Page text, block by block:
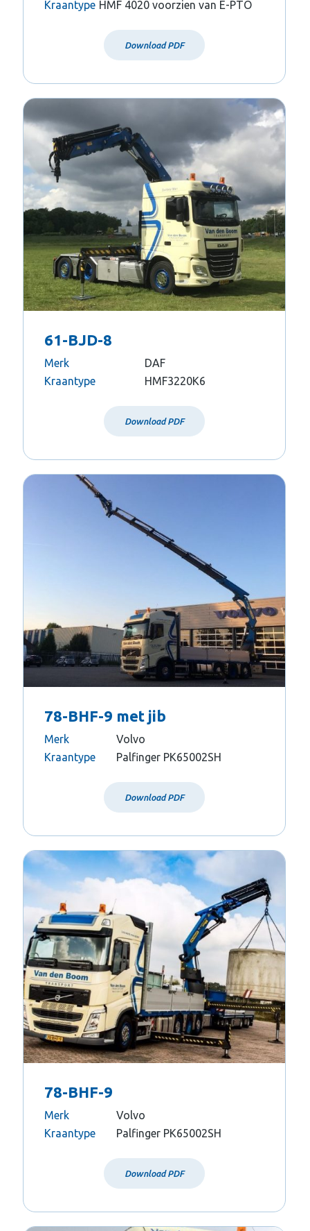
Kraantype HMF 4020 voorzien van E-PTO
Download PDF
61-BJD-8
Merk
DAF
Kraantype
HMF3220K6
Download PDF
78-BHF-9 met jib
Merk
Volvo
Kraantype
Palfinger PK65002SH
Download PDF
78-BHF-9
Merk
Volvo
Kraantype
Palfinger PK65002SH
Download PDF